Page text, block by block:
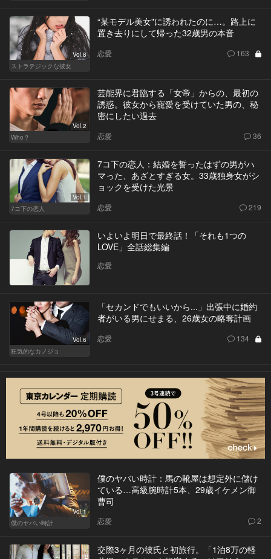
Vol.8
ストラテジックな彼女
“某モデル美女"に誘われたのに…。路上に
置き去りにして帰った32歳男の本音
恋愛 163
Vol.2
Who？
芸能界に君臨する「女帝」からの、最初の
誘惑。彼女から寵愛を受けていた男の、秘
密にしたい過去
恋愛 36
Vol.1
7コ下の恋人
7コ下の恋人：結婚を誓ったはずの男がハ
マった、あざとすぎる女。33歳独身女がシ
ョックを受けた光景
恋愛 219
いよいよ明日で最終話！「それも1つの
LOVE」全話総集編
恋愛
Vol.6
狂気的なカノジョ
「セカンドでもいいから...」出張中に婚約
者がいる男にせまる、26歳女の略奪計画
恋愛 134
Vol.1
僕のヤバい時計
僕のヤバい時計：馬の靴屋は想定外に儲け
ている…高級腕時計5本、29歳イケメン御
曹司
恋愛 2
交際3ヶ月の彼氏と初旅行。「1泊8万の軽